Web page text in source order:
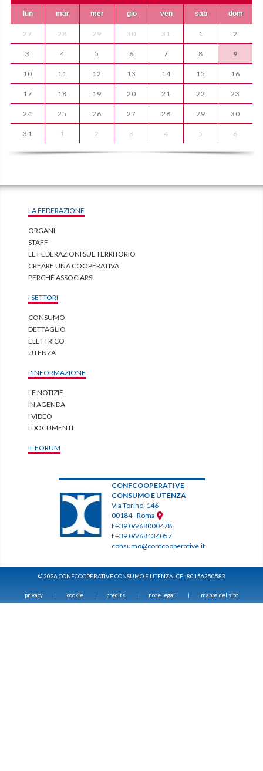
lun mar mer gio ven sab dom
27 28 29 30 31 1 2
3 4 5 6 7 8 9
10 11 12 13 14 15 16
17 18 19 20 21 22 23
24 25 26 27 28 29 30
31 1 2 3 4 5 6
LA FEDERAZIONE
ORGANI
STAFF
LE FEDERAZIONI SUL TERRITORIO
CREARE UNA COOPERATIVA
PERCHÈ ASSOCIARSI
I SETTORI
CONSUMO
DETTAGLIO
ELETTRICO
UTENZA
L'INFORMAZIONE
LE NOTIZIE
IN AGENDA
I VIDEO
I DOCUMENTI
IL FORUM
CONFCOOPERATIVE
CONSUMO E UTENZA
Via Torino, 146
00184 - Roma
t +39 06/68000478
f +39 06/68134057
consumo@confcooperative.it
© 2026 CONFCOOPERATIVE CONSUMO E UTENZA- CF : 80156250583
privacy cookie credits note legali mappa del sito